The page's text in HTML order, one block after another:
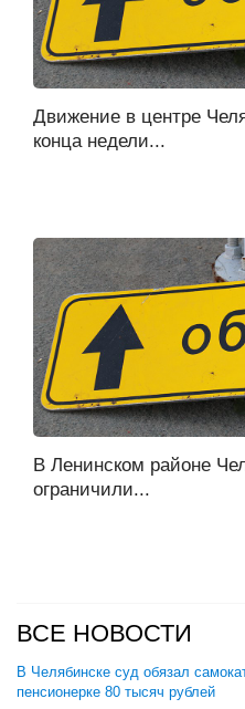
Движение в центре
конца недели...
В Ленинском районе
ограничили...
ВСЕ НОВОСТИ
В Челябинске суд обязал
пенсионерке 80 тысяч рублей